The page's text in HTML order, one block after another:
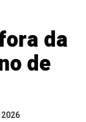
da
de